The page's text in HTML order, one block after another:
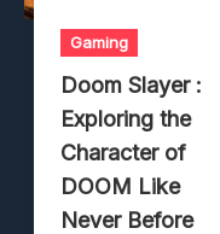
Gaming
Doom Slayer :
Exploring the
Character of
DOOM Like
Never Before